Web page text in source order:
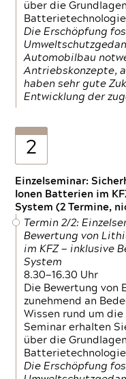
über die
Die Erschöpfung
Automobilbau
Antriebskonzepte,
haben sehr gute
Entwicklung der
2
Einzelseminar:
Ionen Batterien im
System (2 Termine,
Termin 2/2:
Bewertung von
im KFZ — inklusive
System
8.30—16.30 Uhr
Die Bewertung von
zunehmend an
Wissen rund um
Seminar erhalten
über die
Die Erschöpfung